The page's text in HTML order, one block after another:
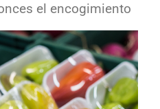
el encogimiento